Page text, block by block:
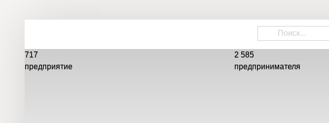
717
предприятие
2 585
предпринимателя